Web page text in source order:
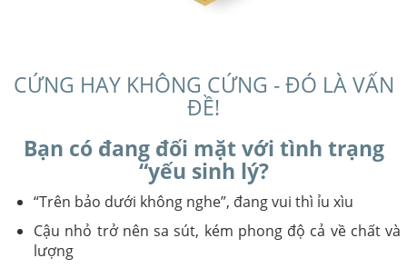
CỨNG HAY KHÔNG CỨNG - ĐÓ LÀ VẤN
ĐỀ!
Bạn có đang đối mặt với tình trạng
“yếu sinh lý?
“Trên bảo dưới không nghe”, đang vui thì ỉu xìu
Cậu nhỏ trở nên sa sút, kém phong độ cả về chất và
lượng